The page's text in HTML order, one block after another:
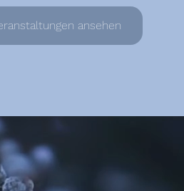
ansehen